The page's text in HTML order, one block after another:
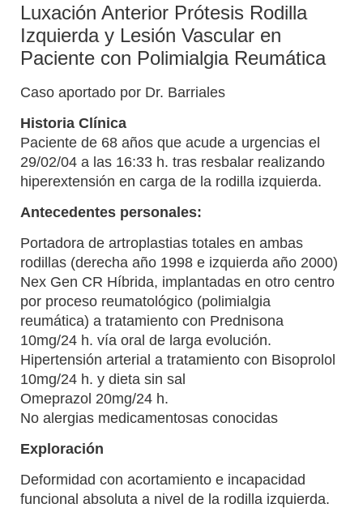
Luxación Anterior Prótesis Rodilla
Izquierda y Lesión Vascular en
Paciente con Polimialgia Reumática
Caso aportado por Dr. Barriales
Historia Clínica
Paciente de 68 años que acude a urgencias el
29/02/04 a las 16:33 h. tras resbalar realizando
hiperextensión en carga de la rodilla izquierda.
Antecedentes personales:
Portadora de artroplastias totales en ambas
rodillas (derecha año 1998 e izquierda año 2000)
Nex Gen CR Híbrida, implantadas en otro centro
por proceso reumatológico (polimialgia
reumática) a tratamiento con Prednisona
10mg/24 h. vía oral de larga evolución.
Hipertensión arterial a tratamiento con Bisoprolol
10mg/24 h. y dieta sin sal
Omeprazol 20mg/24 h.
No alergias medicamentosas conocidas
Exploración
Deformidad con acortamiento e incapacidad
funcional absoluta a nivel de la rodilla izquierda.